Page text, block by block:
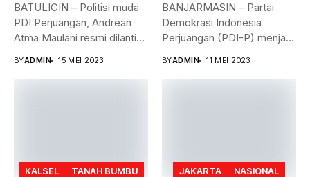
BATULICIN – Politisi muda
PDI Perjuangan, Andrean
Atma Maulani resmi dilantik
BYADMIN 15 MEI 2023
BANJARMASIN – Partai
Demokrasi Indonesia
Perjuangan (PDI-P) menjadi
BYADMIN 11 MEI 2023
KALSEL TANAH BUMBU JAKARTA NASIONAL